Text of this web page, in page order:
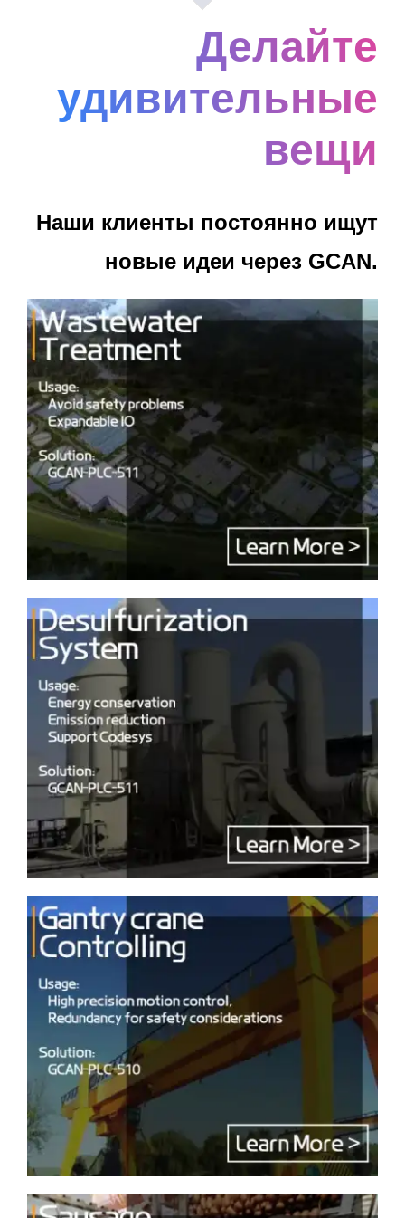
Делайте
удивительные
вещи
Наши клиенты постоянно ищут
новые идеи через GCAN.